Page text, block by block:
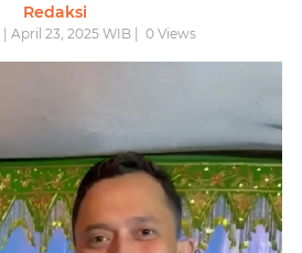
Redaksi
April 23, 2025 WIB | 0Views